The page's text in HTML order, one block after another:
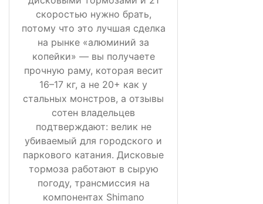
скоростью нужно брать,
потому что это лучшая сделка
на рынке «алюминий за
копейки» — вы получаете
прочную раму, которая весит
16–17 кг, а не 20+ как у
стальных монстров, а отзывы
сотен владельцев
подтверждают: велик не
убиваемый для городского и
паркового катания. Дисковые
тормоза работают в сырую
погоду, трансмиссия на
компонентах Shimano